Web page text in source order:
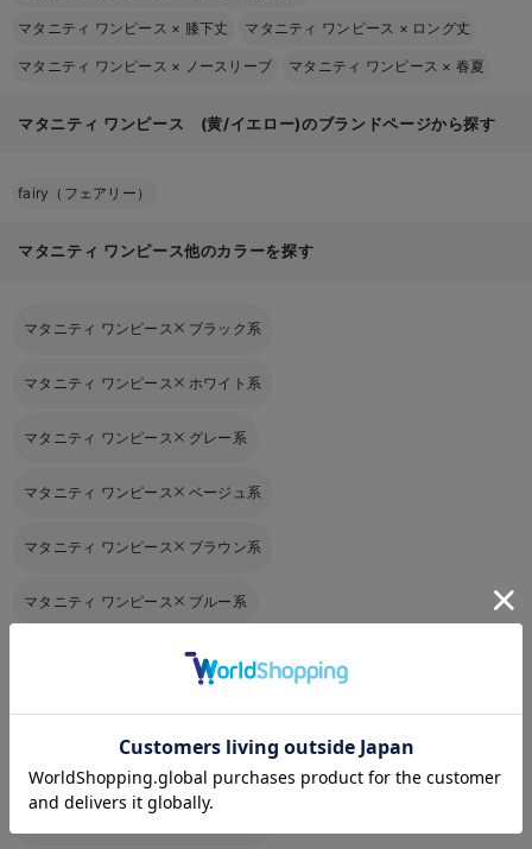
マタニティ ワンピース × 膝下丈 マタニティ ワンピース × ロング丈
マタニティ ワンピース × ノースリーブ マタニティ ワンピース × 春夏
マタニティ ワンピース (黄/イエロー)のブランドページから探す
fairy（フェアリー）
マタニティ ワンピース他のカラーを探す
マタニティ ワンピース ブラック系
マタニティ ワンピース ホワイト系
マタニティ ワンピース グレー系
マタニティ ワンピース ベージュ系
マタニティ ワンピース ブラウン系
マタニティ ワンピース ブルー系
ネイビー系
マタニティ ワンピース パープル系
マタニティ ワンピース
マタニティ ワンピース グリーン系
お気に入り商品を確認する